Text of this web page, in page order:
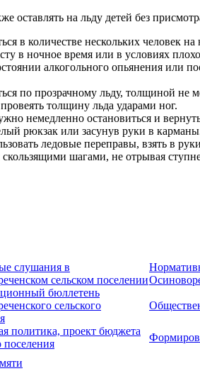
оставлять на льду детей без
в количестве нескольких человек
в ночное время или в условиях
алкогольного опьянения или
по прозрачному льду, толщиной не
толщину льда ударами ног.
немедленно остановиться и
рюкзак или засунув руки в
ледовые переправы, взять в
шагами, не отрывая
слушания в
сельском поселении
бюллетень
сельского
политика, проект бюджета
поселения